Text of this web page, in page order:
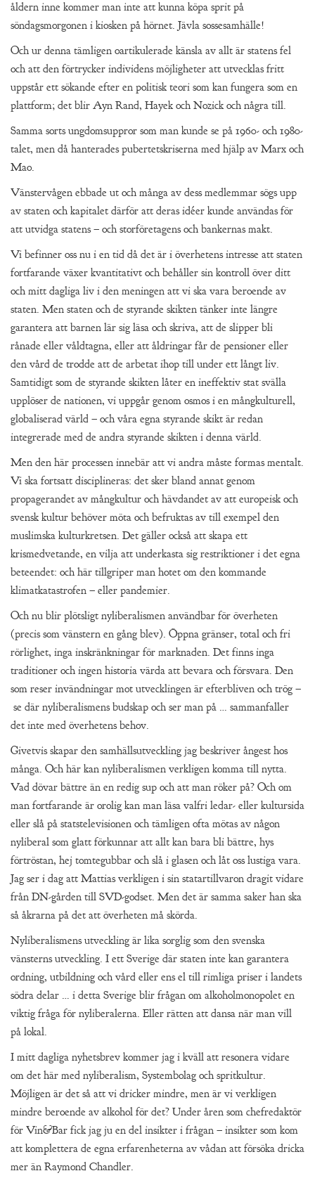
åldern inne kommer man inte att kunna köpa sprit på
söndagsmorgonen i kiosken på hörnet. Jävla sossesamhälle!
Och ur denna tämligen oartikulerade känsla av allt är statens fel
och att den förtrycker individens möjligheter att utvecklas fritt
uppstår ett sökande efter en politisk teori som kan fungera som en
plattform; det blir Ayn Rand, Hayek och Nozick och några till.
Samma sorts ungdomsuppror som man kunde se på 1960- och 1980-
talet, men då hanterades pubertetskriserna med hjälp av Marx och
Mao.
Vänstervågen ebbade ut och många av dess medlemmar sögs upp
av staten och kapitalet därför att deras idéer kunde användas för
att utvidga statens – och storföretagens och bankernas makt.
Vi befinner oss nu i en tid då det är i överhetens intresse att staten
fortfarande växer kvantitativt och behåller sin kontroll över ditt
och mitt dagliga liv i den meningen att vi ska vara beroende av
staten. Men staten och de styrande skikten tänker inte längre
garantera att barnen lär sig läsa och skriva, att de slipper bli
rånade eller våldtagna, eller att åldringar får de pensioner eller
den vård de trodde att de arbetat ihop till under ett långt liv.
Samtidigt som de styrande skikten låter en ineffektiv stat svälla
upplöser de nationen, vi uppgår genom osmos i en mångkulturell,
globaliserad värld – och våra egna styrande skikt är redan
integrerade med de andra styrande skikten i denna värld.
Men den här processen innebär att vi andra måste formas mentalt.
Vi ska fortsatt disciplineras: det sker bland annat genom
propagerandet av mångkultur och hävdandet av att europeisk och
svensk kultur behöver möta och befruktas av till exempel den
muslimska kulturkretsen. Det gäller också att skapa ett
krismedvetande, en vilja att underkasta sig restriktioner i det egna
beteendet: och här tillgriper man hotet om den kommande
klimatkatastrofen – eller pandemier.
Och nu blir plötsligt nyliberalismen användbar för överheten
(precis som vänstern en gång blev). Öppna gränser, total och fri
rörlighet, inga inskränkningar för marknaden. Det finns inga
traditioner och ingen historia värda att bevara och försvara. Den
som reser invändningar mot utvecklingen är efterbliven och trög –
se där nyliberalismens budskap och ser man på … sammanfaller
det inte med överhetens behov.
Givetvis skapar den samhällsutveckling jag beskriver ångest hos
många. Och här kan nyliberalismen verkligen komma till nytta.
Vad dövar bättre än en redig sup och att man röker på? Och om
man fortfarande är orolig kan man läsa valfri ledar- eller kultursida
eller slå på statstelevisionen och tämligen ofta mötas av någon
nyliberal som glatt förkunnar att allt kan bara bli bättre, hys
förtröstan, hej tomtegubbar och slå i glasen och låt oss lustiga vara.
Jag ser i dag att Mattias verkligen i sin statartillvaron dragit vidare
från DN-gården till SVD-godset. Men det är samma saker han ska
så åkrarna på det att överheten må skörda.
Nyliberalismens utveckling är lika sorglig som den svenska
vänsterns utveckling. I ett Sverige där staten inte kan garantera
ordning, utbildning och vård eller ens el till rimliga priser i landets
södra delar … i detta Sverige blir frågan om alkoholmonopolet en
viktig fråga för nyliberalerna. Eller rätten att dansa när man vill
på lokal.
I mitt dagliga nyhetsbrev kommer jag i kväll att resonera vidare
om det här med nyliberalism, Systembolag och spritkultur.
Möjligen är det så att vi dricker mindre, men är vi verkligen
mindre beroende av alkohol för det? Under åren som chefredaktör
för Vin&Bar fick jag ju en del insikter i frågan – insikter som kom
att komplettera de egna erfarenheterna av vådan att försöka dricka
mer än Raymond Chandler.